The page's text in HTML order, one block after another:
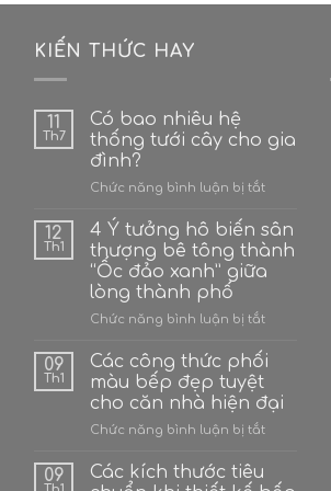
KIẾN THỨC HAY
11
Th7
Có bao nhiêu hệ
thống tưới cây cho gia
đình?
Chức năng bình luận bị tắtở
bao
nhiêu
hệ
thống
cây
gia
12
Th1
4 Ý tưởng hô biến sân
thượng bê tông thành
“Ốc đảo xanh” giữa
lòng thành phố
Chức năng bình luận bị tắtở
Ý
hô
biến
sân
tông
09
Th1
Các công thức phối
màu bếp đẹp tuyệt
cho căn nhà hiện đại
Chức năng bình luận bị tắtở
thức
09
Các kích thước tiêu